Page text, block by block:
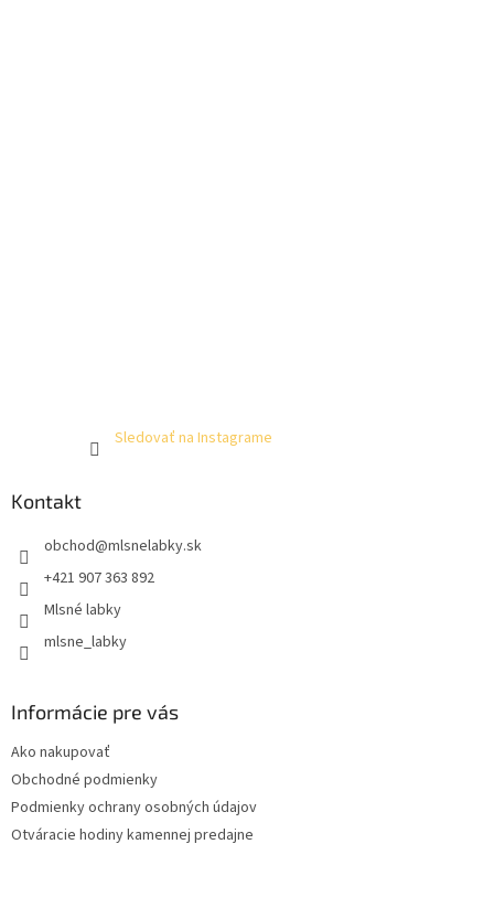
Sledovať na Instagrame
Kontakt
obchod@mlsnelabky.sk
+421 907 363 892
Mlsné labky
mlsne_labky
Informácie pre vás
Ako nakupovať
Obchodné podmienky
Podmienky ochrany osobných údajov
Otváracie hodiny kamennej predajne